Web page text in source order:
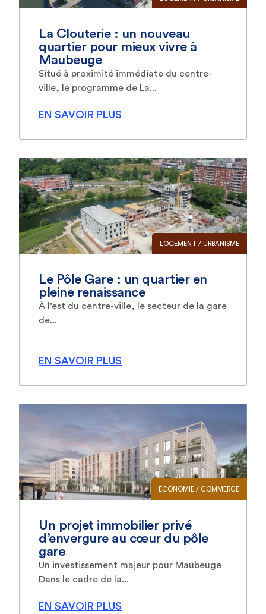
La Clouterie : un nouveau
quartier pour mieux vivre à
Maubeuge
Situé à proximité immédiate du centre-
ville, le programme de La...
EN SAVOIR PLUS
LOGEMENT / URBANISME
Le Pôle Gare : un quartier en
pleine renaissance
À l’est du centre-ville, le secteur de la gare
de...
EN SAVOIR PLUS
ÉCONOMIE / COMMERCE
Un projet immobilier privé
d’envergure au cœur du pôle
gare
Un investissement majeur pour Maubeuge
Dans le cadre de la...
EN SAVOIR PLUS